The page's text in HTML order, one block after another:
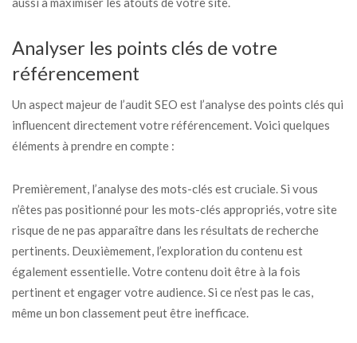
Analyser les points clés de votre
référencement
Un aspect majeur de l’audit SEO est l’analyse des points clés qui
influencent directement votre référencement. Voici quelques
éléments à prendre en compte :
Premièrement, l’analyse des mots-clés est cruciale. Si vous
n’êtes pas positionné pour les mots-clés appropriés, votre site
risque de ne pas apparaître dans les résultats de recherche
pertinents. Deuxièmement, l’exploration du contenu est
également essentielle. Votre contenu doit être à la fois
pertinent et engager votre audience. Si ce n’est pas le cas,
même un bon classement peut être inefficace.